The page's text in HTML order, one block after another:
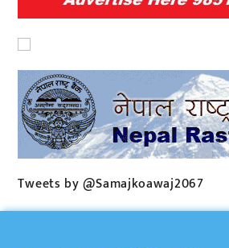
Tweets by @Samajkoawaj2067